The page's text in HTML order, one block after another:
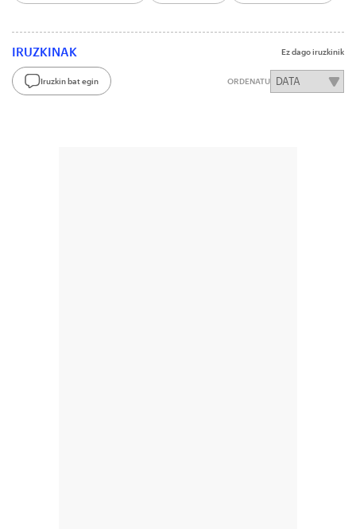
IRUZKINAK Ez dago iruzkinik
Iruzkin bat egin ORDENATU